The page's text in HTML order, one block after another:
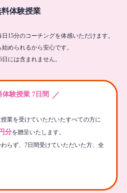
料体験授業
15分のコーチングを体感いただけます。
められるから安心です。
には含まれません。
体験授業 7日間 ／
業を受けていただいたすべての方に
分を贈呈いたします。
らず、7日間受けていただいた方、全